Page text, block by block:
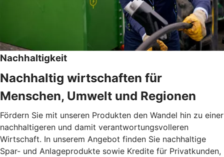
Nachhaltigkeit
Nachhaltig wirtschaften für
Menschen, Umwelt und Regionen
Fördern Sie mit unseren Produkten den Wandel hin zu einer
nachhaltigeren und damit verantwortungsvolleren
Wirtschaft. In unserem Angebot finden Sie nachhaltige
Spar- und Anlageprodukte sowie Kredite für Privatkunden,